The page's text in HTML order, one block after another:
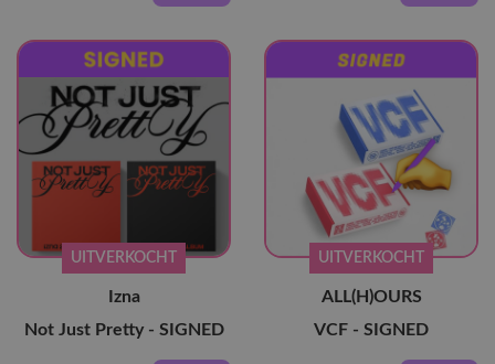
UITVERKOCHT
Izna
Not Just Pretty - SIGNED
UITVERKOCHT
ALL(H)OURS
VCF - SIGNED